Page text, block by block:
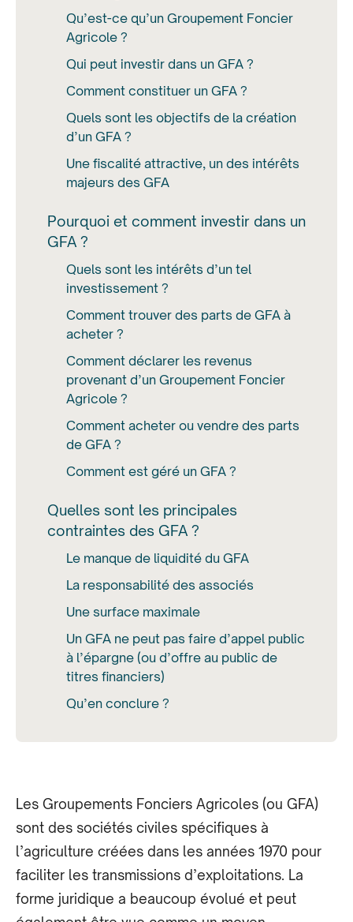
Qu’est-ce qu’un Groupement Foncier
Agricole ?
Qui peut investir dans un GFA ?
Comment constituer un GFA ?
Quels sont les objectifs de la création
d’un GFA ?
Une fiscalité attractive, un des intérêts
majeurs des GFA
Pourquoi et comment investir dans un
GFA ?
Quels sont les intérêts d’un tel
investissement ?
Comment trouver des parts de GFA à
acheter ?
Comment déclarer les revenus
provenant d’un Groupement Foncier
Agricole ?
Comment acheter ou vendre des parts
de GFA ?
Comment est géré un GFA ?
Quelles sont les principales
contraintes des GFA ?
Le manque de liquidité du GFA
La responsabilité des associés
Une surface maximale
Un GFA ne peut pas faire d’appel public
à l’épargne (ou d’offre au public de
titres financiers)
Qu’en conclure ?
Les Groupements Fonciers Agricoles (ou GFA)
sont des sociétés civiles spécifiques à
l’agriculture créées dans les années 1970 pour
faciliter les transmissions d’exploitations. La
forme juridique a beaucoup évolué et peut